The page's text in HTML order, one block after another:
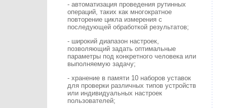
- автоматизация проведения рутинных
операций, таких как многократное
повторение цикла измерения с
последующей обработкой результатов;
- широкий диапазон настроек,
позволяющий задать оптимальные
параметры под конкретного человека или
выполняемую задачу;
- хранение в памяти 10 наборов уставок
для проверки различных типов устройств
или индивидуальных настроек
пользователей;